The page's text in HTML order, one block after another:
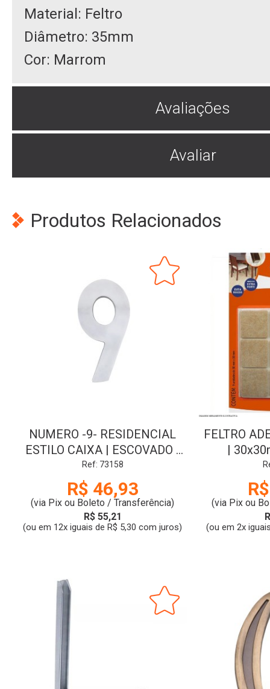
Material: Feltro
Diâmetro: 35mm
Cor: Marrom
Avaliações
Avaliar
Produtos Relacionados
NUMERO -9- RESIDENCIAL
ESTILO CAIXA | ESCOVADO |
LG MAIS
Ref: 73158
R$ 46,93
(via Pix ou Boleto / Transferência)
R$ 55,21
(ou em 12x iguais de R$ 5,30 com juros)
FELTRO
|
(via Pix ou
(ou em 2x